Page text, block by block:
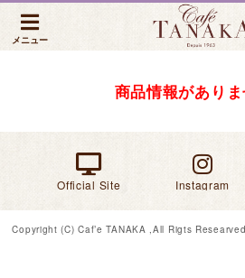
メニュー
商品情報がありま
Official Site Instagram
Copyright (C) Caf’e TANAKA ,All Rigts